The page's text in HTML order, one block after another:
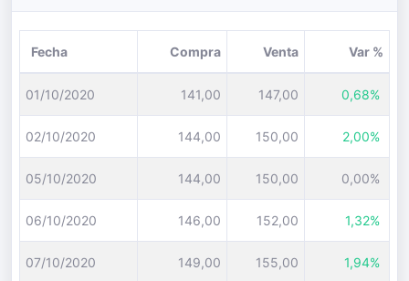
Fecha Compra Venta Var %
01/10/2020 141,00 147,00 0,68%
02/10/2020 144,00 150,00 2,00%
05/10/2020 144,00 150,00 0,00%
06/10/2020 146,00 152,00 1,32%
07/10/2020 149,00 155,00 1,94%